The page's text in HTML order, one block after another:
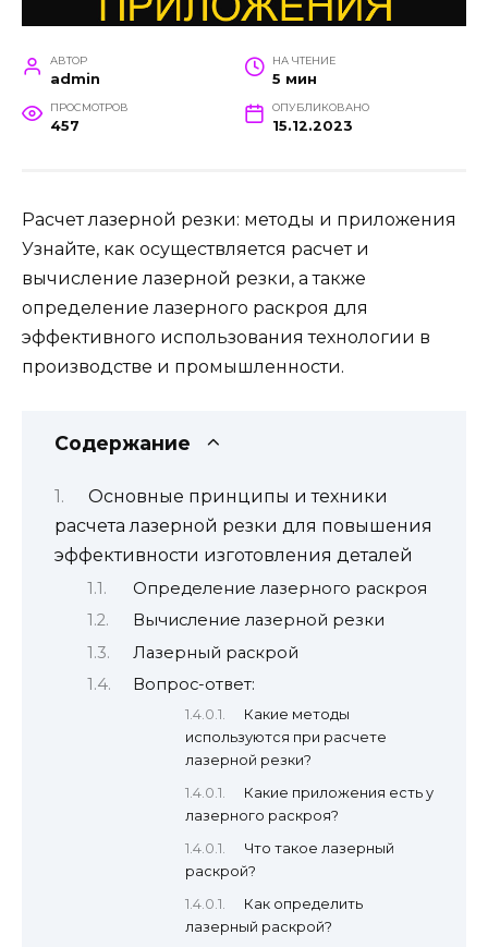
АВТОР
admin
НА ЧТЕНИЕ
5 мин
ПРОСМОТРОВ
457
ОПУБЛИКОВАНО
15.12.2023
Расчет лазерной резки: методы и приложения
Узнайте, как осуществляется расчет и
вычисление лазерной резки, а также
определение лазерного раскроя для
эффективного использования технологии в
производстве и промышленности.
Содержание
Основные принципы и техники
расчета лазерной резки для повышения
эффективности изготовления деталей
Определение лазерного раскроя
Вычисление лазерной резки
Лазерный раскрой
Вопрос-ответ:
Какие методы
используются при расчете
лазерной резки?
Какие приложения есть у
лазерного раскроя?
Что такое лазерный
раскрой?
Как определить
лазерный раскрой?